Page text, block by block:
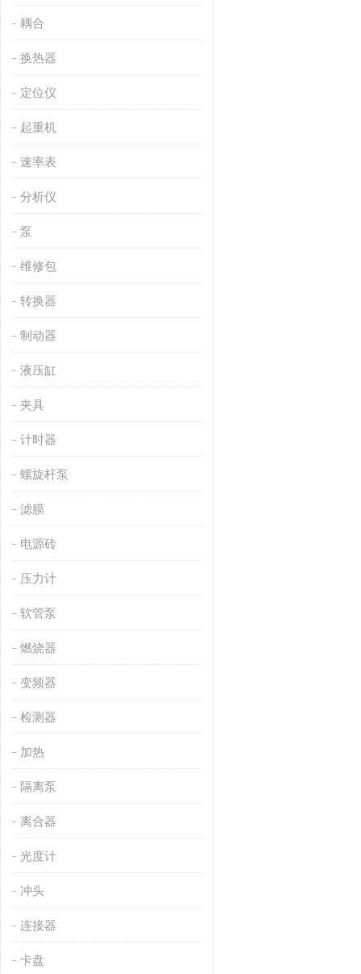
耦合
换热器
定位仪
起重机
速率表
分析仪
泵
维修包
转换器
制动器
液压缸
夹具
计时器
螺旋杆泵
滤膜
电源砖
压力计
软管泵
燃烧器
变频器
检测器
加热
隔离泵
离合器
光度计
冲头
连接器
卡盘